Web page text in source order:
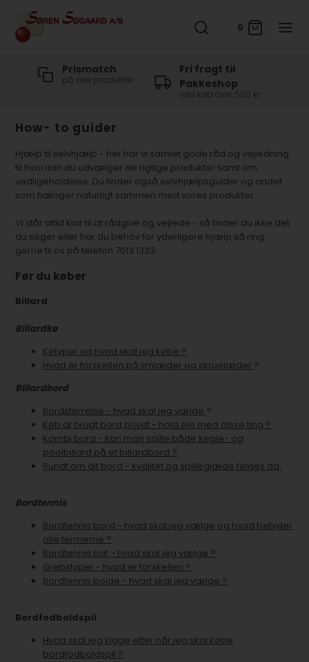
0
Prismatch
på alle produkter
Fri fragt til
Pakkeshop
ved køb over 500 kr
How- to guider
Hjælp til selvhjælp - her har vi samlet gode råd og vejledning
til hvordan du udvælger de rigtige produkter samt om
vedligeholdelse. Du finder også selvhjælpsguider og andet
som hænger naturligt sammen med vores produkter.
Vi står altid klar til at rådgive og vejlede - så finder du ikke det
du søger eller har du behov for yderligere hjælp så ring
gerne til os på telefon 7013 1333.
Før du køber
Billard
Billardkø
Køtyper og hvad skal jeg købe ?
Hvad er forskellen på limlæder og skruelæder ?
Billardbord
Bordstørrelse - hvad skal jeg vælge ?
Køb af brugt bord privat - hold øje med disse ting ?
Kombi bord - kan man spille både kegle- og
poolbillard på et billardbord ?
Rundt om dit bord - kvalitet og spilleglæde følges ad.
Bordtennis
Bordtennis bord - hvad skal jeg vælge og hvad betyder
alle termerne ?
Bordtennis bat - hvad skal jeg vælge ?
Grebstyper - hvad er forskellen ?
Bordtennis bolde - hvad skal jeg vælge ?
Bordfodboldspil
Hvad skal jeg kigge efter når jeg skal købe
bordfodboldspil ?